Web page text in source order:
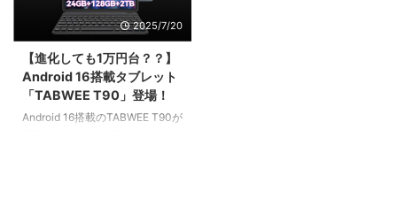
2025/7/20
【進化しても1万円台？？】
Android 16搭載タブレット
「TABWEE T90」登場！
Android 16搭載のTABWEE T90が